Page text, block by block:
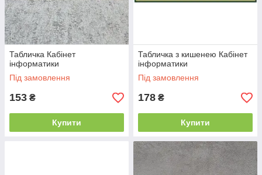
Табличка Кабінет
інформатики
Під замовлення
153 ₴
Купити
Табличка з кишенею Кабінет
інформатики
Під замовлення
178 ₴
Купити